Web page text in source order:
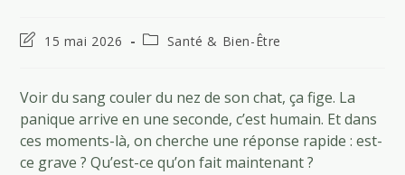
Dernière
la
publication :
15 mai 2026
PostSanté & Bien-Être
Voir du sang couler du nez de son chat, ça fige. La
panique arrive en une seconde, c’est humain. Et dans
ces moments-là, on cherche une réponse rapide : est-
ce grave ? Qu’est-ce qu’on fait maintenant ?